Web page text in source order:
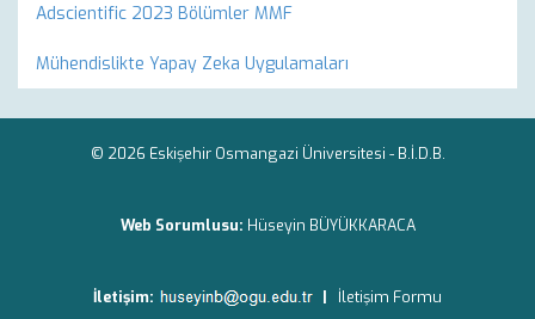
Adscientific 2023 Bölümler MMF
Mühendislikte Yapay Zeka Uygulamaları
© 2026 Eskişehir Osmangazi Üniversitesi - B.İ.D.B.
Web Sorumlusu: Hüseyin BÜYÜKKARACA
İletişim: | İletişim Formu